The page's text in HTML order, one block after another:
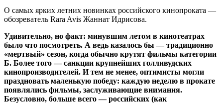
О самых ярких летних новинках российского кинопроката —
обозреватель Rara Avis Жаннат Идрисова.
Удивительно, но факт: минувшим летом в кинотеатрах
было что посмотреть. А ведь казалось бы — традиционно
«мертвый» сезон, когда обычно крутят фильмы категории
Б. Более того — санкции крупнейших голливудских
кинопроизводителей. И тем не менее, оптимисты могли
праздновать маленькую победу: каждую неделю в прокате
появлялись фильмы, заслуживающие внимания.
Безусловно, больше всего — российских (как